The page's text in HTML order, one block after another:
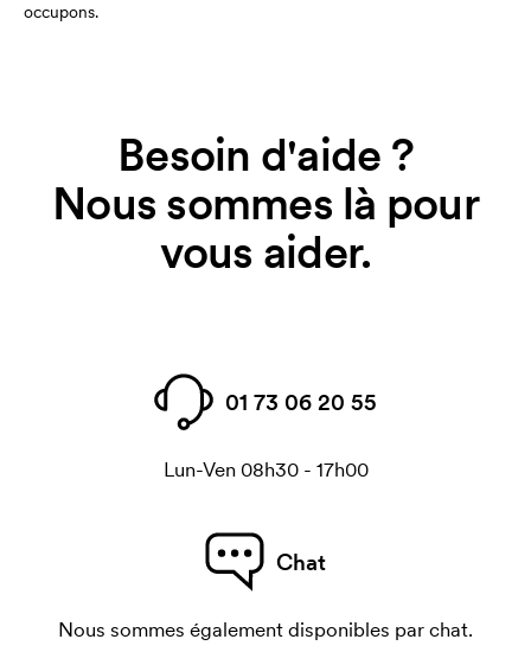
occupons.
Besoin d'aide ?
Nous sommes là pour
vous aider.
01 73 06 20 55
Lun-Ven 08h30 - 17h00
Chat
Nous sommes également disponibles par chat.